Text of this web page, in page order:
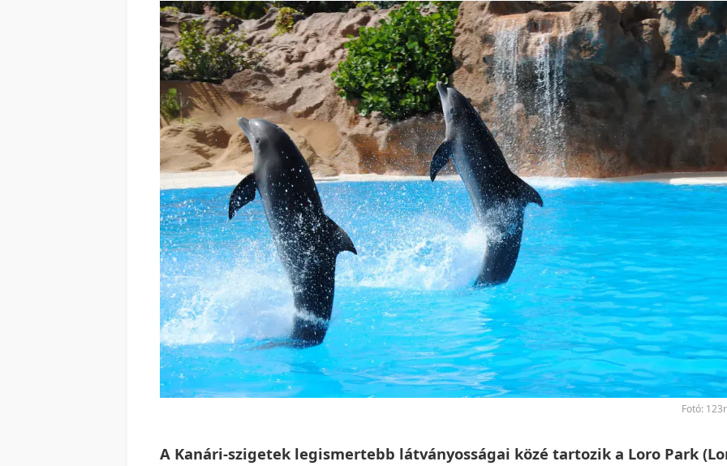
Fotó:
A Kanári-szigetek legismertebb látványosságai közé tartozik a Loro Park